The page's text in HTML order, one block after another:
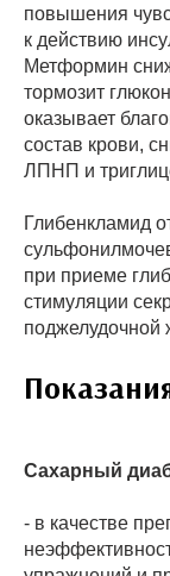
повышения
к действию
Метформин
тормозит
оказывает
состав крови,
ЛПНП и
Глибенкламид
при приеме
стимуляции
поджелудочной
Сахарный
- в качестве